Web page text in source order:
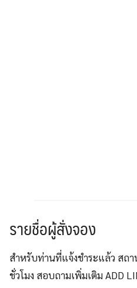
รายชื่อผู้สั่งจอง
สำหรับท่านที่แจ้งชำระแล้ว สถ
ชั่วโมง สอบถามเพิ่มเติม ADD